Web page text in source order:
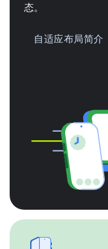
态。
自适应布局简介